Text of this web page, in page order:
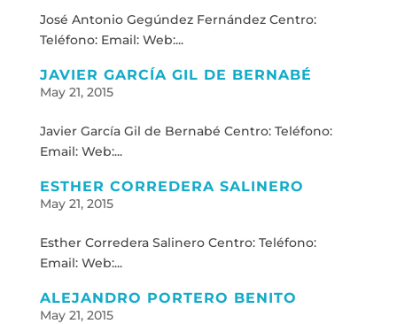
José Antonio Gegúndez Fernández Centro:
Teléfono: Email: Web:...
JAVIER GARCÍA GIL DE BERNABÉ
May 21, 2015
Javier García Gil de Bernabé Centro: Teléfono:
Email: Web:...
ESTHER CORREDERA SALINERO
May 21, 2015
Esther Corredera Salinero Centro: Teléfono:
Email: Web:...
ALEJANDRO PORTERO BENITO
May 21, 2015